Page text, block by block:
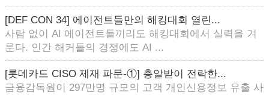
[DEF CON 34] 에이전트들만의 해킹대회 열린...
사람 없이 AI 에이전트들끼리도 해킹대회에서 실력을 겨
룬다. 인간 해커들의 경쟁에도 AI ...
[롯데카드 CISO 제재 파문-①] 총알받이 전락한...
금융감독원이 297만명 규모의 고객 개인신용정보 유출 사